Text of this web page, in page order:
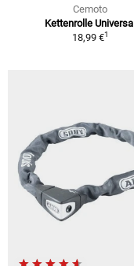
Cemoto
Kettenrolle Universal
18,99 €1